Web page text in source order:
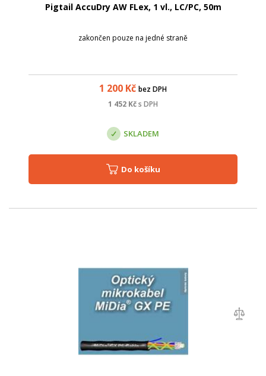
Pigtail AccuDry AW FLex, 1 vl., LC/PC, 50m
zakončen pouze na jedné straně
1 200 Kč bez DPH
1 452 Kčs DPH
SKLADEM
Do košíku